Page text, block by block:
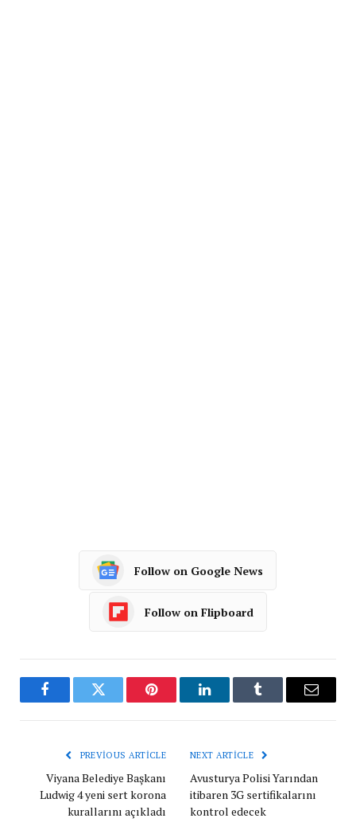
Follow on Google News
Follow on Flipboard
FacebookTwitter Pinterest LinkedInTumblr Email
PREVIOUS ARTICLE
Viyana Belediye Başkanı
Ludwig 4 yeni sert korona
kurallarını açıkladı
NEXT ARTICLE
Avusturya Polisi Yarından
itibaren 3G sertifikalarını
kontrol edecek